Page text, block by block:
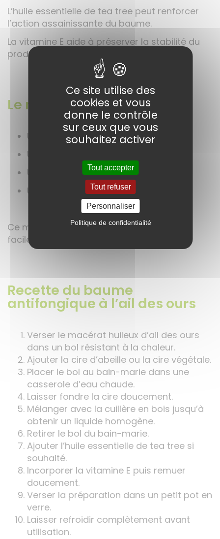
L’huile essentielle de tea tree peut renforcer
l’action assainissante du baume.
La vitamine E aide à préserver la stabilité du
produit.
Le matériel nécessaire
Un petit bol résistant à la chaleur
Une casserole pour bain-marie
Une cuillère en bois
Un petit pot en verre propre
Ce matériel simple permet de réaliser
facilement le baume à la maison.
Recette du baume
antifongique à l’ail des ours
Verser le macérat huileux d’ail des ours
dans un bol résistant à la chaleur.
Ajouter la cire d’abeille ou la cire végétale.
Placer le bol au bain-marie dans une
casserole d’eau chaude.
Laisser fondre la cire doucement.
Mélanger avec la cuillère en bois jusqu’à
obtenir un liquide homogène.
Retirer le bol du bain-marie.
Ajouter l’huile essentielle de tea tree si
souhaité.
Incorporer la vitamine E puis remuer
doucement.
Verser la préparation dans un petit pot en
verre.
Laisser refroidir complètement avant
utilisation.
Ce site utilise des
cookies et vous
donne le contrôle
sur ceux que vous
souhaitez activer
Tout accepter
Tout refuser
Personnaliser
Politique de confidentialité